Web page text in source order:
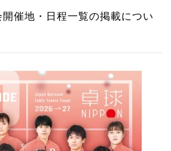
催地・日程一覧の掲載につい